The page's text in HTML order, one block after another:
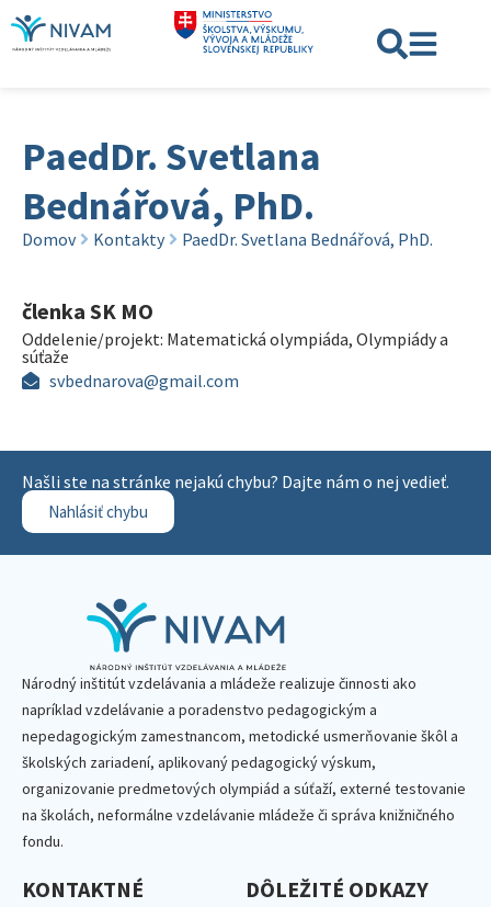
PaedDr. Svetlana
Bednářová, PhD.
Domov Kontakty PaedDr. Svetlana Bednářová, PhD.
členka SK MO
Oddelenie/projekt: Matematická olympiáda, Olympiády a
súťaže
svbednarova@gmail.com
Našli ste na stránke nejakú chybu? Dajte nám o nej vedieť.
Nahlásiť chybu
Národný inštitút vzdelávania a mládeže realizuje činnosti ako
napríklad vzdelávanie a poradenstvo pedagogickým a
nepedagogickým zamestnancom, metodické usmerňovanie škôl a
školských zariadení, aplikovaný pedagogický výskum,
organizovanie predmetových olympiád a súťaží, externé testovanie
na školách, neformálne vzdelávanie mládeže či správa knižničného
fondu.
KONTAKTNÉ
DÔLEŽITÉ ODKAZY